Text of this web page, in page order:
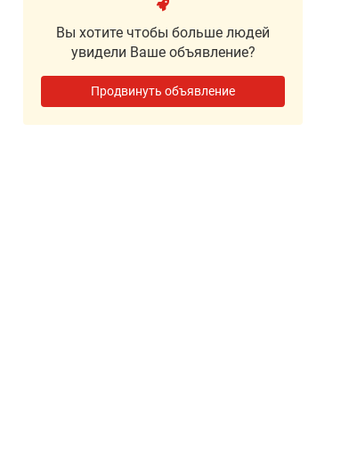
Вы хотите чтобы больше людей
увидели Ваше объявление?
Продвинуть объявление